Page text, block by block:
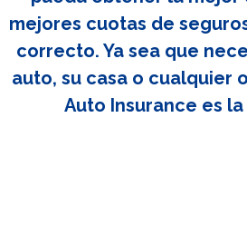
mejores cuotas de
correcto. Ya sea que
auto, su casa o cualquier
Auto Insurance es